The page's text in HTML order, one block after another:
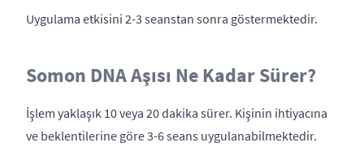
Uygulama etkisini 2-3 seanstan sonra göstermektedir.
Somon DNA Aşısı Ne Kadar Sürer?
İşlem yaklaşık 10 veya 20 dakika sürer. Kişinin ihtiyacına
ve beklentilerine göre 3-6 seans uygulanabilmektedir.